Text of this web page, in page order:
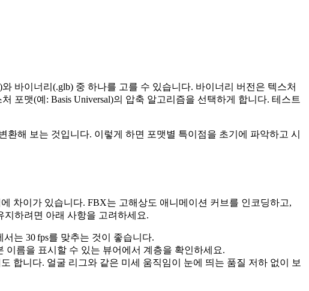
바이너리(.glb) 중 하나를 고를 수 있습니다. 바이너리 버전은 텍스처
포맷(예: Basis Universal)의 압축 알고리즘을 선택하게 합니다. 테스트
해 보는 것입니다. 이렇게 하면 포맷별 특이점을 초기에 파악하고 시
차이가 있습니다. FBX는 고해상도 애니메이션 커브를 인코딩하고,
하려면 아래 사항을 고려하세요.
는 30 fps를 맞추는 것이 좋습니다.
름을 표시할 수 있는 뷰어에서 계층을 확인하세요.
합니다. 얼굴 리그와 같은 미세 움직임이 눈에 띄는 품질 저하 없이 보